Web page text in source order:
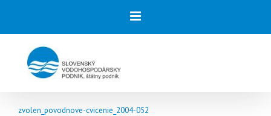
zvolen_povodnove-cvicenie_2004-052